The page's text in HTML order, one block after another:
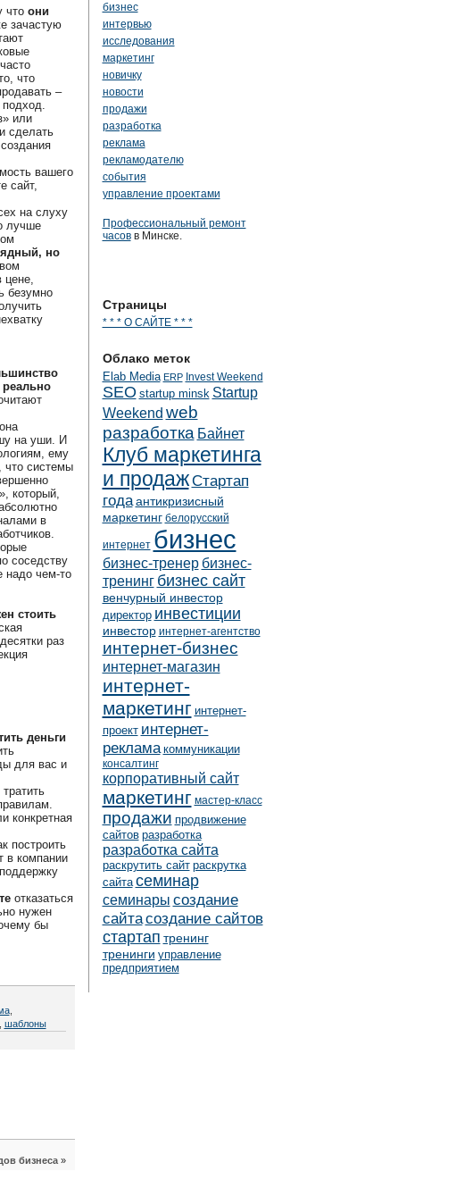
что они
зачастую
что
–
подход.
или
и сделать
вашего
сайт,
на слуху
лучше
но
цене,
безумно
на уши. И
ему
что системы
который,
в
соседству
надо чем-то
стоить
раз
деньги
для вас и
конкретная
построить
в компании
отказаться
нужен
бы
,
шаблоны
бизнеса»
бизнес
интервью
исследования
маркетинг
новичку
новости
продажи
разработка
реклама
рекламодателю
события
управление проектами
Профессиональный ремонт
часовв Минске.
Страницы
* * * О САЙТЕ * * *
Облако меток
Elab Media ERP Invest Weekend
SEO startup minsk Startup
Weekend web
разработка Байнет
Клуб маркетинга
и продажСтартап
года антикризисный
маркетинг белорусский
интернет бизнес
бизнес-тренер бизнес-
тренинг бизнес сайт
венчурный инвестор
директор инвестиции
инвестор интернет-агентство
интернет-бизнес
интернет-магазин
интернет-
маркетинг интернет-
проект интернет-
реклама коммуникации
консалтинг
корпоративный сайт
маркетинг мастер-класс
продажи продвижение
сайтов разработка
разработка сайта
раскрутить сайт раскрутка
сайта семинар
семинары создание
сайтасоздание сайтов
стартап тренинг
тренинги управление
предприятием